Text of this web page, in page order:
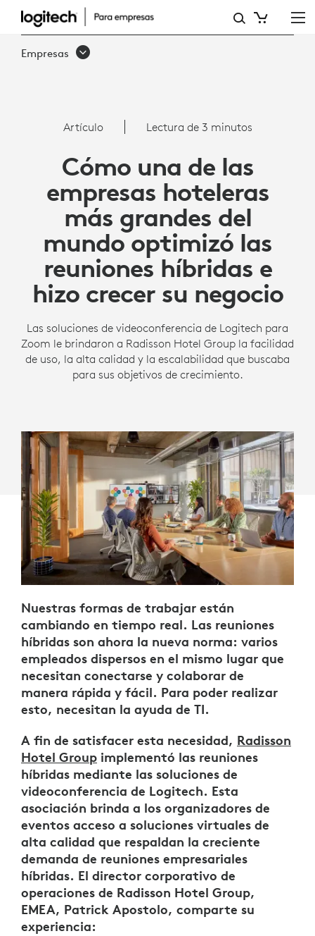
OPTIMIZAR
LAS
CÁMARAS
CONFERENCIAS
LOGITECH
Empresas
Artículo Lectura de 3 minutos
Cómo una de las
empresas hoteleras
más grandes del
mundo optimizó las
reuniones híbridas e
hizo crecer su negocio
Las soluciones de videoconferencia de Logitech para
Zoom le brindaron a Radisson Hotel Group la facilidad
de uso, la alta calidad y la escalabilidad que buscaba
para sus objetivos de crecimiento.
Nuestras formas de trabajar están
cambiando en tiempo real. Las reuniones
híbridas son ahora la nueva norma: varios
empleados dispersos en el mismo lugar que
necesitan conectarse y colaborar de
manera rápida y fácil. Para poder realizar
esto, necesitan la ayuda de TI.
A fin de satisfacer esta necesidad, Radisson
Hotel Group implementó las reuniones
híbridas mediante las soluciones de
videoconferencia de Logitech. Esta
asociación brinda a los organizadores de
eventos acceso a soluciones virtuales de
alta calidad que respaldan la creciente
demanda de reuniones empresariales
híbridas. El director corporativo de
operaciones de Radisson Hotel Group,
EMEA, Patrick Apostolo, comparte su
experiencia: